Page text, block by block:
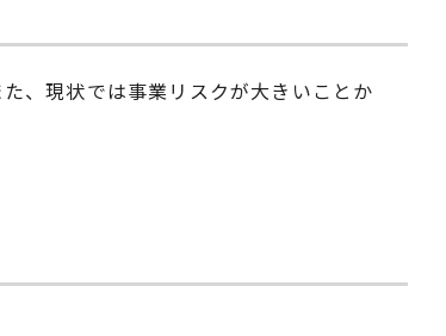
、現状では事業リスクが大きいことか